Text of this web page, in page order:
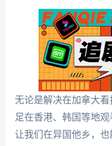
无论是解决在加拿大
足在香港、韩国等地
让我们在异国他乡，